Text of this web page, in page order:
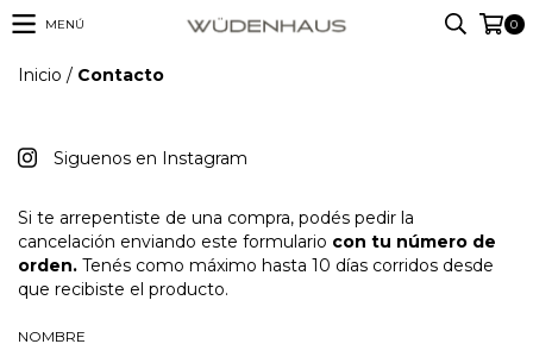
MENÚ 0
Inicio / Contacto
Siguenos en Instagram
Si te arrepentiste de una compra, podés pedir la
cancelación enviando este formulario con tu número de
orden. Tenés como máximo hasta 10 días corridos desde
que recibiste el producto.
NOMBRE